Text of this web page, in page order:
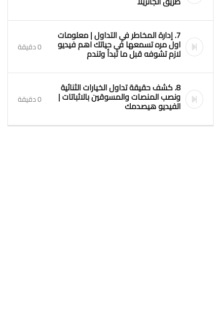
7. إدارة المخاطر في التداول | معلومات
اول مره تسمعها في حياتك اهم فيديو
لازم تشوفه قبل ما تبدأ وتندم 0 دقيقة
8. كشف حقيقة تداول الخيارات الثنائية
ونصب المنصات والمسوقين بالاثباتات |
الفيديو هيصدمك 0 دقيقة